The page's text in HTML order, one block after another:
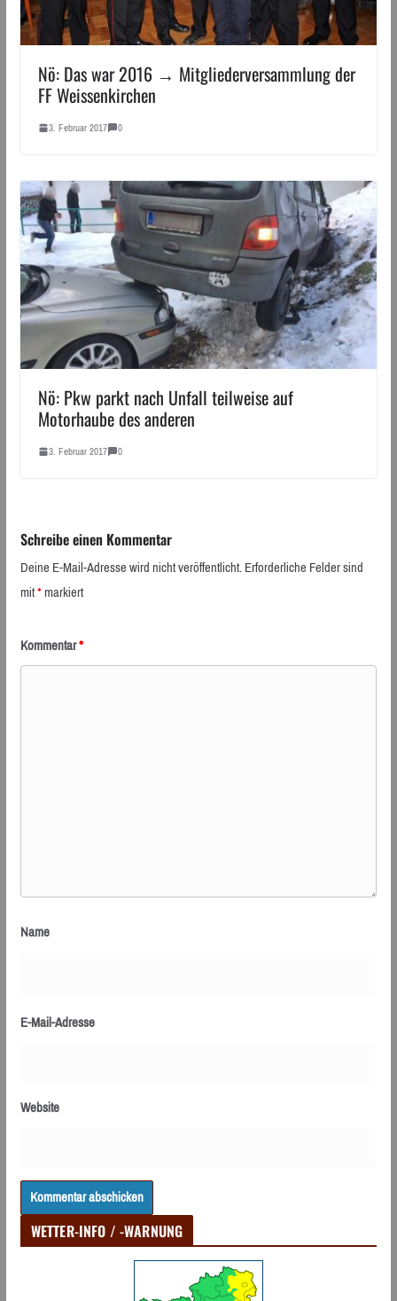
Nö: Das war 2016 → Mitgliederversammlung der
FF Weissenkirchen
3. Februar 2017 0
Nö: Pkw parkt nach Unfall teilweise auf
Motorhaube des anderen
3. Februar 2017 0
Schreibe einen Kommentar
Deine E-Mail-Adresse wird nicht veröffentlicht.Erforderliche Felder sind
mit*markiert
Kommentar*
Name
E-Mail-Adresse
Website
WETTER-INFO / -WARNUNG